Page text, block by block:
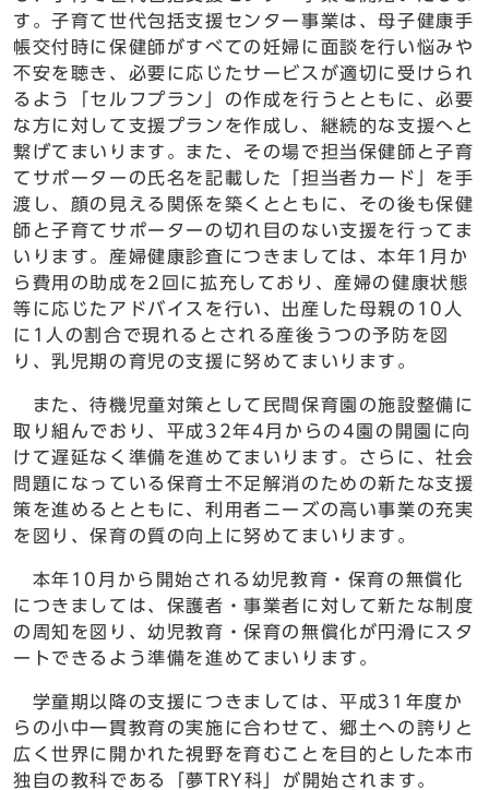
す。子育て世代包括支援センター事業は、母子健康手
帳交付時に保健師がすべての妊婦に面談を行い悩みや
不安を聴き、必要に応じたサービスが適切に受けられ
るよう「セルフプラン」の作成を行うとともに、必要
な方に対して支援プランを作成し、継続的な支援へと
繋げてまいります。また、その場で担当保健師と子育
てサポーターの氏名を記載した「担当者カード」を手
渡し、顔の見える関係を築くとともに、その後も保健
師と子育てサポーターの切れ目のない支援を行ってま
いります。産婦健康診査につきましては、本年1月か
ら費用の助成を2回に拡充しており、産婦の健康状態
等に応じたアドバイスを行い、出産した母親の10人
に1人の割合で現れるとされる産後うつの予防を図
り、乳児期の育児の支援に努めてまいります。
また、待機児童対策として民間保育園の施設整備に
取り組んでおり、平成32年4月からの4園の開園に向
けて遅延なく準備を進めてまいります。さらに、社会
問題になっている保育士不足解消のための新たな支援
策を進めるとともに、利用者ニーズの高い事業の充実
を図り、保育の質の向上に努めてまいります。
本年10月から開始される幼児教育・保育の無償化
につきましては、保護者・事業者に対して新たな制度
の周知を図り、幼児教育・保育の無償化が円滑にスタ
ートできるよう準備を進めてまいります。
学童期以降の支援につきましては、平成31年度か
らの小中一貫教育の実施に合わせて、郷土への誇りと
広く世界に開かれた視野を育むことを目的とした本市
独自の教科である「夢TRY科」が開始されます。